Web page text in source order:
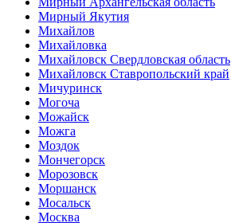
Мирный Якутия
Михайлов
Михайловка
Михайловск Свердловская область
Михайловск Ставропольский край
Мичуринск
Могоча
Можайск
Можга
Моздок
Мончегорск
Морозовск
Моршанск
Мосальск
Москва